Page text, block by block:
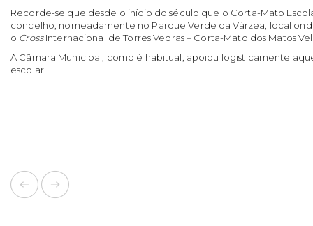
Recorde-se que desde o início do século que o Corta-Mato
concelho, nomeadamente no Parque Verde da Várzea, local
o CrossInternacional de Torres Vedras – Corta-Mato dos Matos
A Câmara Municipal, como é habitual, apoiou logisticamente
escolar.